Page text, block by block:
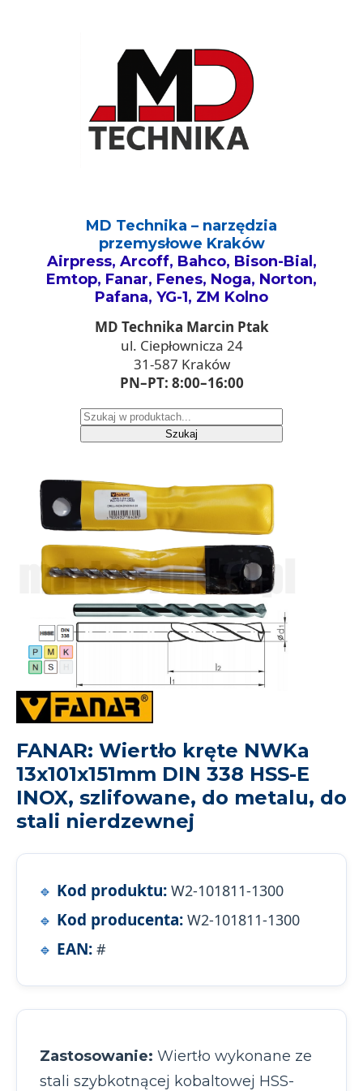
MD Technika – narzędzia
przemysłowe Kraków
Airpress, Arcoff, Bahco, Bison-Bial,
Emtop, Fanar, Fenes, Noga, Norton,
Pafana, YG-1, ZM Kolno
MD Technika Marcin Ptak
ul. Ciepłownicza 24
31-587 Kraków
PN–PT: 8:00–16:00
Szukaj
FANAR: Wiertło kręte NWKa
13x101x151mm DIN 338 HSS-E
INOX, szlifowane, do metalu, do
stali nierdzewnej
Kod produktu: W2-101811-1300
Kod producenta: W2-101811-1300
EAN: #
Zastosowanie: Wiertło wykonane ze
stali szybkotnącej kobaltowej HSS-